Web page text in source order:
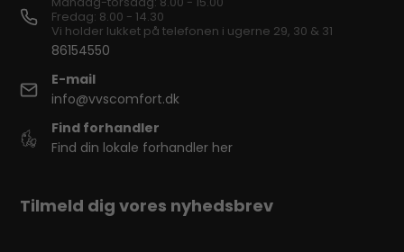
Fredag: 8.00 - 14.30
Vi holder lukket på telefonen i ugerne 29, 30 & 31
86154550
E-mail
info@vvscomfort.dk
Find forhandler
Find din lokale forhandler her
Tilmeld dig vores nyhedsbrev